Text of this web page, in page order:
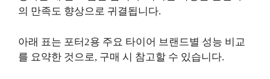
의 만족도 향상으로 귀결됩니다.
아래 표는 포터2용 주요 타이어 브랜드별 성능 비교
를 요약한 것으로, 구매 시 참고할 수 있습니다.